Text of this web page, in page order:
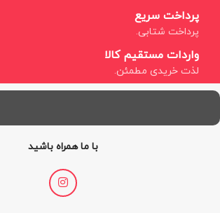
پرداخت سریع
پرداخت شتابی.
واردات مستقیم کالا
لذت خریدی مطمئن.
با ما همراه باشید